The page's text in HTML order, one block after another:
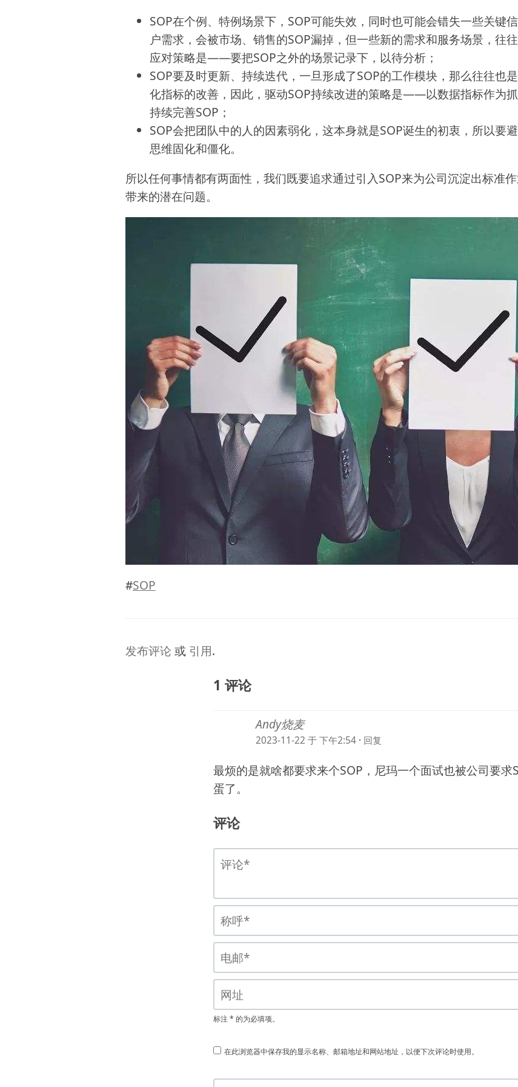
SOP在个例、特例场景下，SOP可能失效，同时也可能会错失一些关键
户需求，会被市场、销售的SOP漏掉，但一些新的需求和服务场景，往
应对策略是——要把SOP之外的场景记录下，以待分析；
SOP要及时更新、持续迭代，一旦形成了SOP的工作模块，那么往往也
化指标的改善，因此，驱动SOP持续改进的策略是——以数据指标作为
持续完善SOP；
SOP会把团队中的人的因素弱化，这本身就是SOP诞生的初衷，所以要
思维固化和僵化。
所以任何事情都有两面性，我们既要追求通过引入SOP来为公司沉淀出标准
带来的潜在问题。
#SOP
发布评论 或 引用.
1 评论
Andy烧麦
2023-11-22 于 下午2:54 · 回复
最烦的是就啥都要求来个SOP，尼玛一个面试也被公司要求
蛋了。
评论
标注 * 的为必填项。
在此浏览器中保存我的显示名称、邮箱地址和网站地址，以便下次评论时使用。